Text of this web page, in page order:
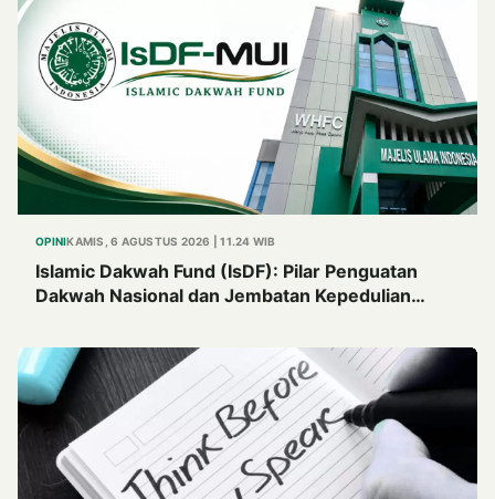
OPINIKAMIS, 6 AGUSTUS 2026 | 11.24 WIB
Islamic Dakwah Fund (IsDF): Pilar Penguatan
Dakwah Nasional dan Jembatan Kepedulian